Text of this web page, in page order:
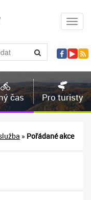
čas Pro turisty
» Pořádané akce